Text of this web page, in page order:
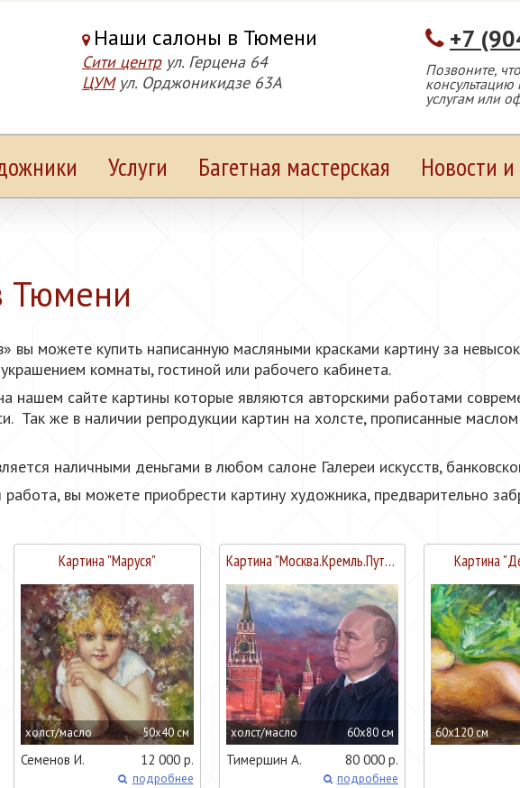
+7
Позвоните,
услугам или
Наши салоны в Тюмени
Сити центр ул. Герцена 64
ЦУМ ул. Орджоникидзе 63А
Услуги Багетная мастерская Новости
Тюмени
вы можете купить написанную масляными красками картину за
комнаты, гостиной или рабочего кабинета.
нашем сайте картины которые являются авторскими работами
Так же в наличии репродукции картин на холсте, прописанные
наличными деньгами в любом салоне Галереи искусств,
вы можете приобрести картину художника, предварительно
Картина "Маруся"
холст/масло 50x40 см
Семенов И. 12 000 р.
подробнее
Картина "Москва.Кремль.Путин В.В
холст/масло 60x80 см
Тимершин А. 80 000 р.
подробнее
Картина "
60x120 см